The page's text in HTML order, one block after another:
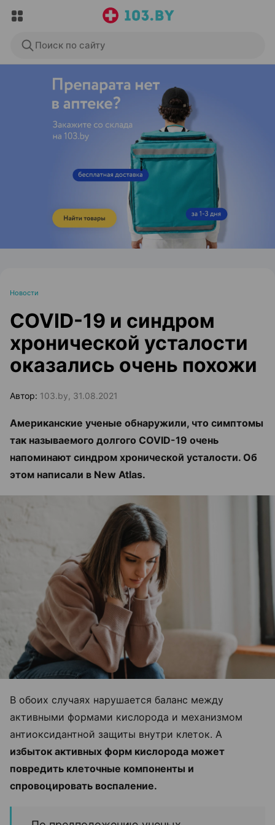
Поиск по сайту
ЭФФЕКТИВНАЯ РЕКЛАМА НА САЙТЕ
Новости
COVID-19 и синдром
хронической усталости
оказались очень похожи
Автор: 103.by, 31.08.2021
Американские ученые обнаружили, что симптомы
так называемого долгого COVID-19 очень
напоминают синдром хронической усталости. Об
этом написали в New Atlas.
В обоих случаях нарушается баланс между
активными формами кислорода и механизмом
антиоксидантной защиты внутри клеток. А
избыток активных форм кислорода может
повредить клеточные компоненты и
спровоцировать воспаление.